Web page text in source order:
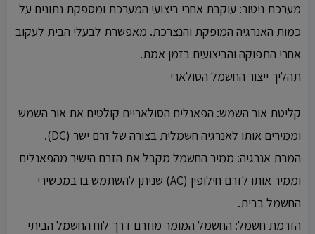
מערכת ניטור: עוקבת אחרי ביצועי המערכת ומספקת נתונים על
כמות האנרגיה המופקת והנצרכת. מאפשרת לבעלי הבית לעקוב
אחרי התפוקה והביצועים בזמן אמת.
תהליך ייצור החשמל הסולארי
קליטת אור השמש: הפאנלים הסולאריים קולטים את אור השמש
וממירים אותו לאנרגיה חשמלית בצורה של זרם ישר (DC).
המרת אנרגיה: ממיר החשמל מקבל את הזרם הישיר מהפאנלים
וממיר אותו לזרם חילופין (AC) שניתן להשתמש בו במכשירי
החשמל בבית.
הזרמת חשמל: החשמל המומר מוזרם דרך לוח החשמל הביתי